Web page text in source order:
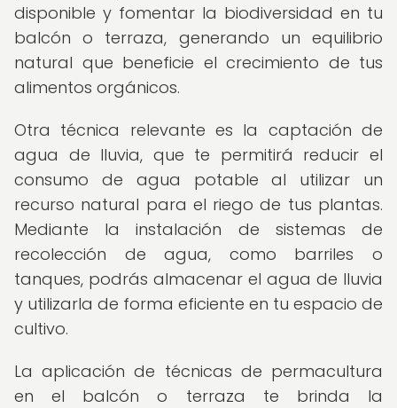
disponible y fomentar la biodiversidad en tu
balcón o terraza, generando un equilibrio
natural que beneficie el crecimiento de tus
alimentos orgánicos.
Otra técnica relevante es la captación de
agua de lluvia, que te permitirá reducir el
consumo de agua potable al utilizar un
recurso natural para el riego de tus plantas.
Mediante la instalación de sistemas de
recolección de agua, como barriles o
tanques, podrás almacenar el agua de lluvia
y utilizarla de forma eficiente en tu espacio de
cultivo.
La aplicación de técnicas de permacultura
en el balcón o terraza te brinda la